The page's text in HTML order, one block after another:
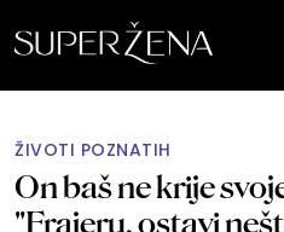
ŽIVOTI POZNATIH
On baš ne krije
"Frajeru, ostavi